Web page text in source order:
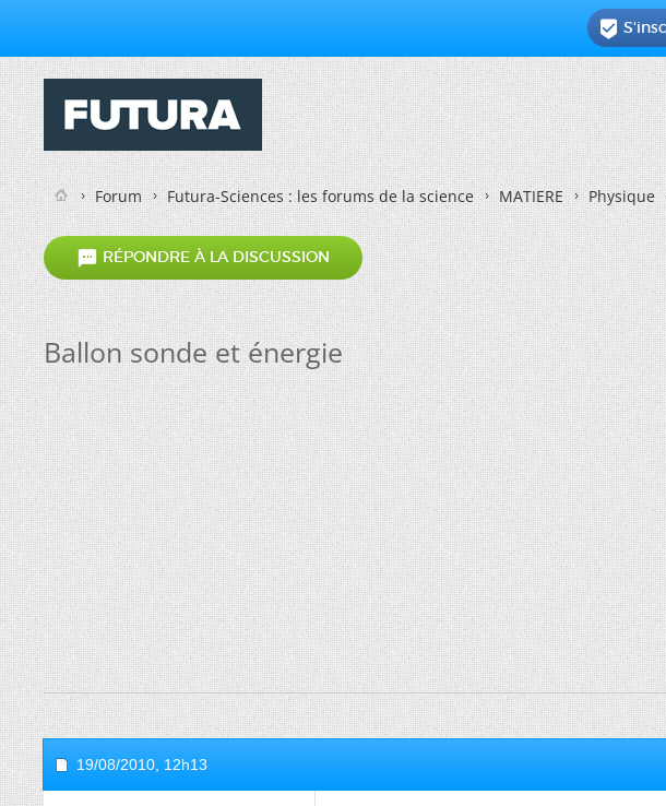

Forum Futura-Sciences : les forums de la science MATIERE Physique
 RÉPONDRE À LA DISCUSSION
Ballon sonde et énergie
19/08/2010, 12h13